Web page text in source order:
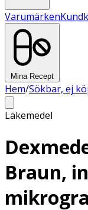
Varumärken
Mina Recept
Hem/Sökbar, ej
Läkemedel
Braun,